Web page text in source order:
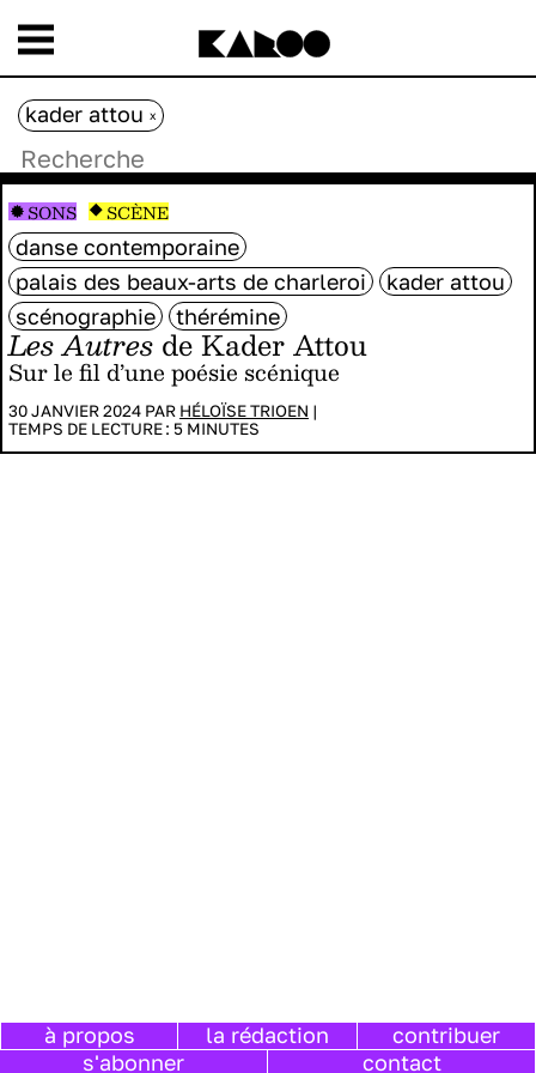
Les Autresde Kader Attou
Sur le fil d’une poésie scénique
30 JANVIER 2024 PAR HÉLOÏSE TRIOEN |
TEMPS DE LECTURE : 5 MINUTES
danse contemporaine
palais des beaux-arts de charleroi
kader attou
scénographie
thérémine
SONS SCÈNE
kader attou x
à propos la rédaction
contribuer
s'abonner
contact